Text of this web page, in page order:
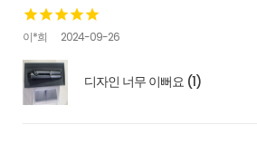
이*희 2024-09-26
디자인 너무 이뻐요 (1)